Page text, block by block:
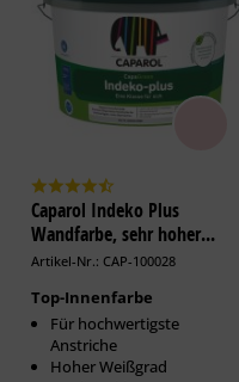
Caparol Indeko Plus
Wandfarbe, sehr hoher...
Artikel-Nr.: CAP-100028
Top-Innenfarbe
Für hochwertigste
Anstriche
Hoher Weißgrad